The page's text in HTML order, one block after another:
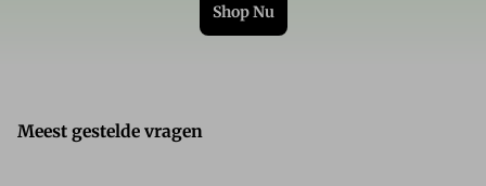
Shop Nu
Meest gestelde vragen